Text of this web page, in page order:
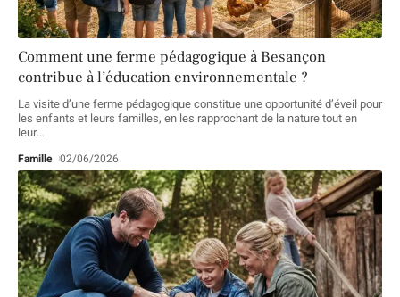
Comment une ferme pédagogique à Besançon
contribue à l’éducation environnementale ?
La visite d’une ferme pédagogique constitue une opportunité d’éveil pour
les enfants et leurs familles, en les rapprochant de la nature tout en
leur…
Famille 02/06/2026